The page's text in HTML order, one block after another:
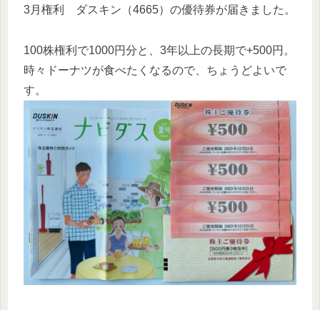
3月権利 ダスキン（4665）の優待券が届きました。
100株権利で1000円分と、3年以上の長期で+500円。
時々ドーナツが食べたくなるので、ちょうどよいで
す。